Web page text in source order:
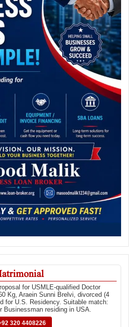
for USMLE-qualified Doctor
Kg, Araein Sunni Brelvi, divorced (4
for U.S. Residency. Suitable match:
Businessman residing in USA.
320 4408226